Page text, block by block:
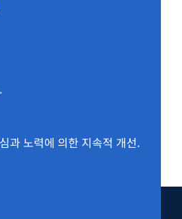
과 노력에 의한 지속적 개선.